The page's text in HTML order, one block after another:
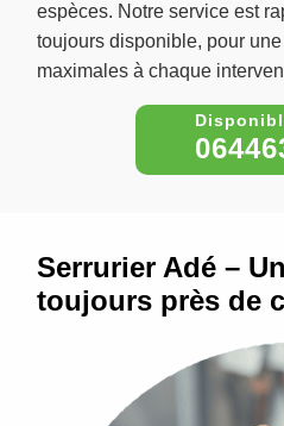
espèces. Notre service est
toujours disponible, pour
maximales à chaque
Serrurier Adé –
toujours près de